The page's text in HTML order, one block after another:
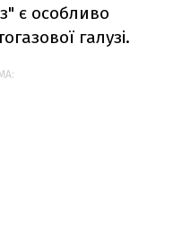
є особливо
галузі.